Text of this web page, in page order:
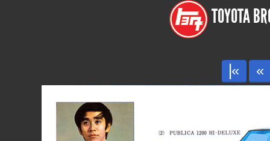
TOYOTA
|« «